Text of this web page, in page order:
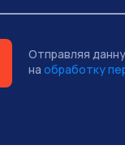
Отправляя
на обработку